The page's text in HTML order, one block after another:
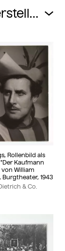
Rollenbild als
Kaufmann
William
Burgtheater, 1943
& Co.
Album